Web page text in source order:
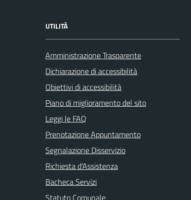
UTILITÀ
Amministrazione Trasparente
Dichiarazione di accessibilità
Obiettivi di accessibilità
Piano di miglioramento del sito
Leggi le FAQ
Prenotazione Appuntamento
Segnalazione Disservizio
Richiesta d'Assistenza
Bacheca Servizi
Statuto Comunale